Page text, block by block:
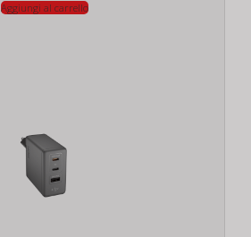
Aggiungi al carrello